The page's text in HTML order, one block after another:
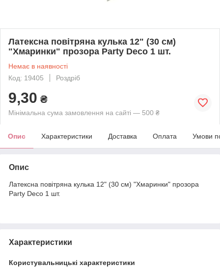
Латексна повітряна кулька 12" (30 см)
"Хмаринки" прозора Party Deco 1 шт.
Немає в наявності
Код: 19405
Роздріб
9,30 ₴
Мінімальна сума замовлення на сайті — 500 ₴
Опис Характеристики Доставка Оплата Умови
Опис
Латексна повітряна кулька 12" (30 см) "Хмаринки" прозора
Party Deco 1 шт.
Характеристики
Користувальницькі характеристики